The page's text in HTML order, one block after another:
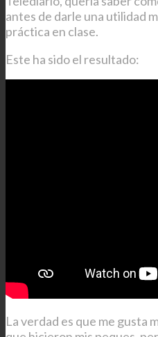
antes de darle una utilidad
práctica en clase.
Este ha sido el resultado:
La verdad es que me gusta